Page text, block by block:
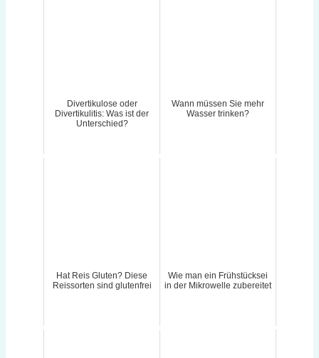
Divertikulose oder
Divertikulitis: Was ist der
Unterschied?
Wann müssen Sie mehr
Wasser trinken?
Hat Reis Gluten? Diese
Reissorten sind glutenfrei
Wie man ein Frühstücksei
in der Mikrowelle zubereitet